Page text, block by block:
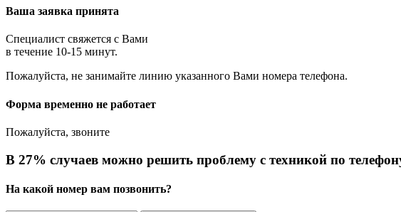
Ваша заявка принята
Специалист свяжется с Вами
в течение 10-15 минут.
Пожалуйста, не занимайте линию указанного Вами номера телефона.
Форма временно не работает
Пожалуйста, звоните
В 27% случаев можно решить проблему с техникой по
На какой номер вам позвонить?